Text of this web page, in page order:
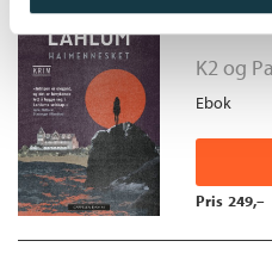
K2 og
Ebok
Pris 249,–